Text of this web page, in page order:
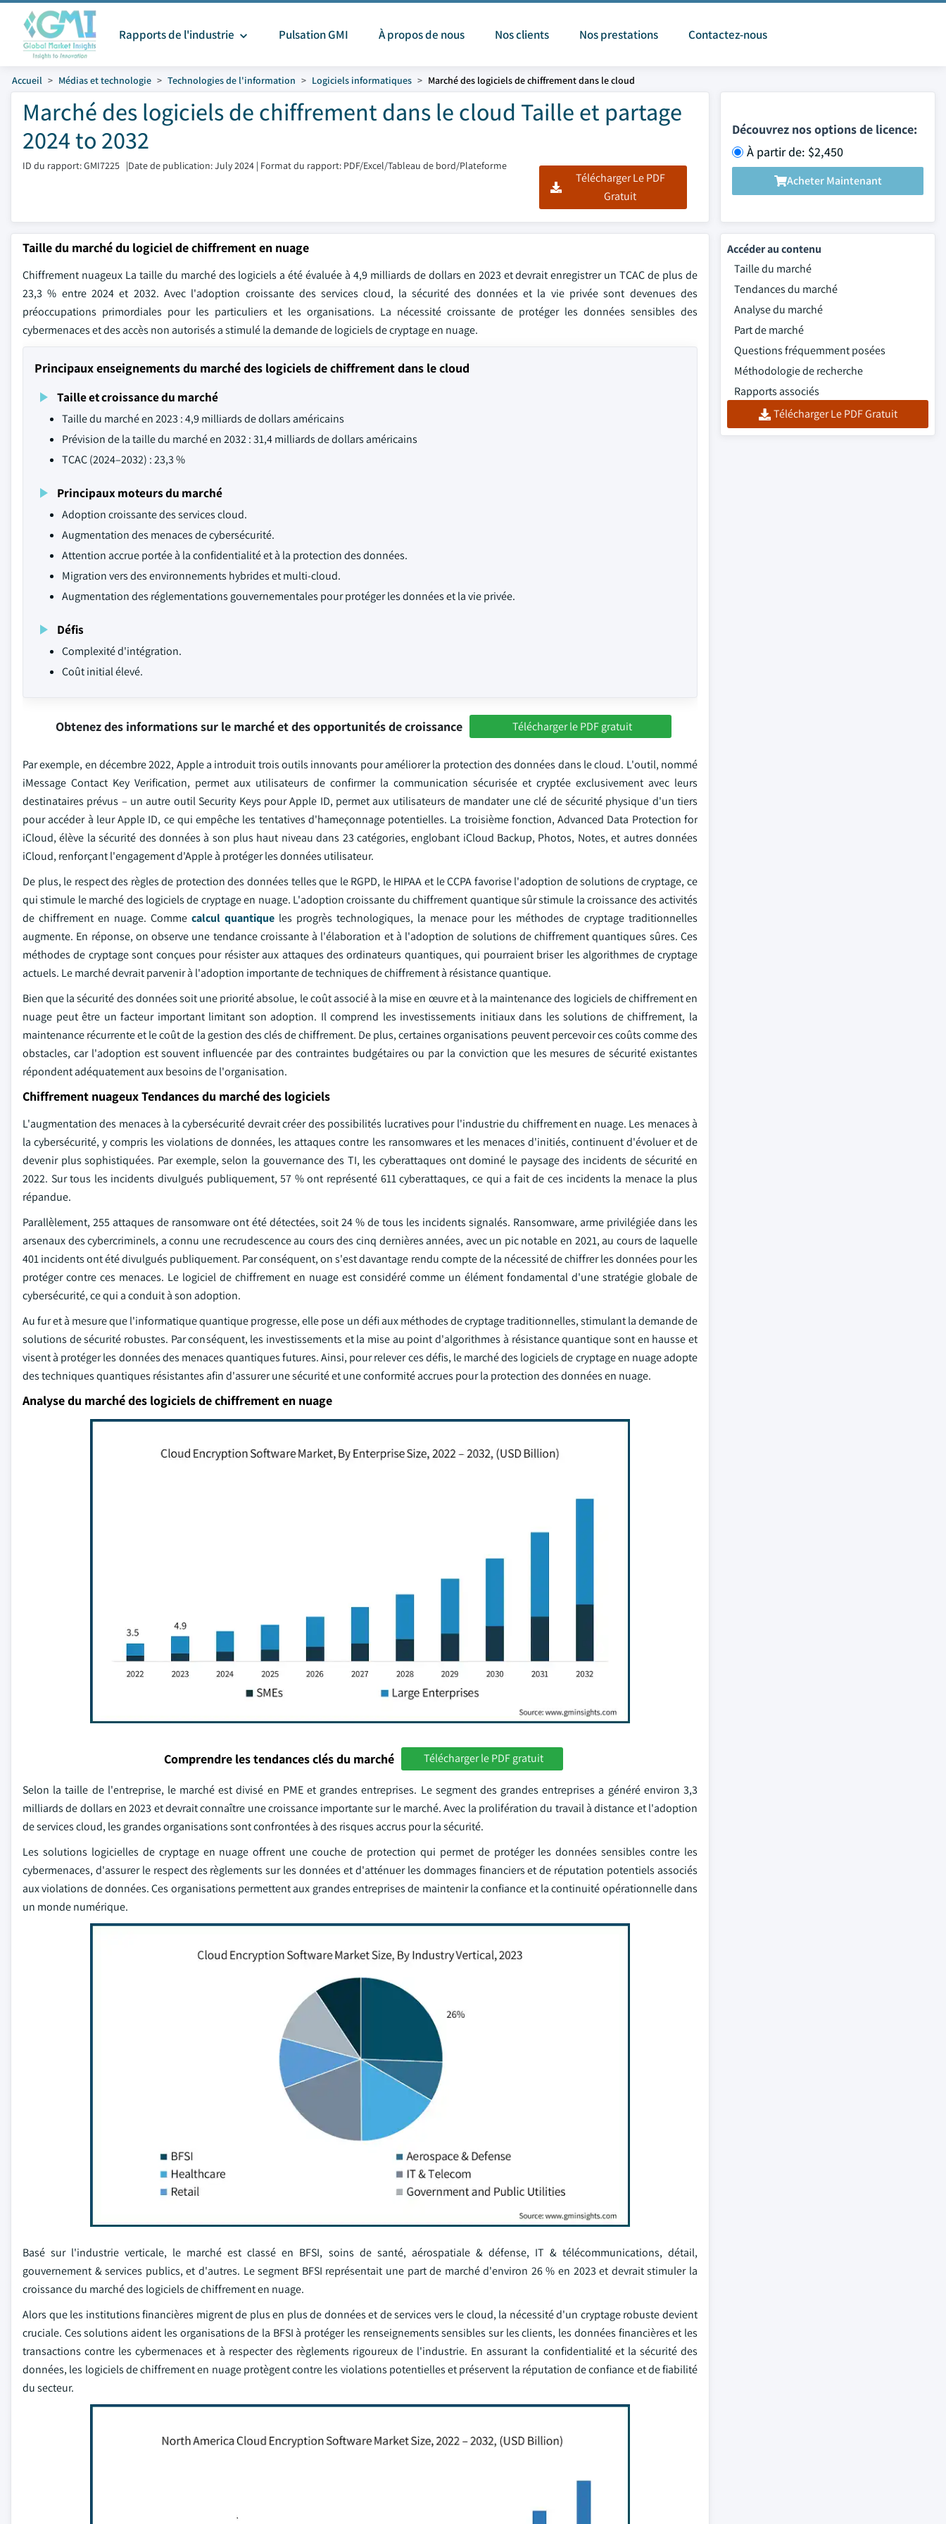
Rapports de l'industrie Pulsation GMI À propos de nous Nos clients Nos prestations Contactez-nous
Accueil Médias et technologie Technologies de l'information Logiciels informatiques Marché des logiciels de chiffrement dans le cloud
Marché des logiciels de chiffrement dans le cloud Taille et partage
2024 to 2032
ID du rapport: GMI7225 |Date de publication: July 2024 | Format du rapport: PDF/Excel/Tableau de bord/Plateforme
Télécharger Le PDF
Gratuit
Découvrez nos options de licence:
À partir de: $2,450
Acheter Maintenant
Taille du marché du logiciel de chiffrement en nuage
Chiffrement nuageux La taille du marché des logiciels a été évaluée à 4,9 milliards de dollars en 2023 et devrait enregistrer un TCAC de plus de
23,3 % entre 2024 et 2032. Avec l'adoption croissante des services cloud, la sécurité des données et la vie privée sont devenues des
préoccupations primordiales pour les particuliers et les organisations. La nécessité croissante de protéger les données sensibles des
cybermenaces et des accès non autorisés a stimulé la demande de logiciels de cryptage en nuage.
Principaux enseignements du marché des logiciels de chiffrement dans le cloud
Taille et croissance du marché
Taille du marché en 2023 : 4,9 milliards de dollars américains
Prévision de la taille du marché en 2032 : 31,4 milliards de dollars américains
TCAC (2024–2032) : 23,3 %
Principaux moteurs du marché
Adoption croissante des services cloud.
Augmentation des menaces de cybersécurité.
Attention accrue portée à la confidentialité et à la protection des données.
Migration vers des environnements hybrides et multi-cloud.
Augmentation des réglementations gouvernementales pour protéger les données et la vie privée.
Défis
Complexité d'intégration.
Coût initial élevé.
Obtenez des informations sur le marché et des opportunités de croissance Télécharger le PDF gratuit
Par exemple, en décembre 2022, Apple a introduit trois outils innovants pour améliorer la protection des données dans le cloud. L'outil, nommé
iMessage Contact Key Verification, permet aux utilisateurs de confirmer la communication sécurisée et cryptée exclusivement avec leurs
destinataires prévus – un autre outil Security Keys pour Apple ID, permet aux utilisateurs de mandater une clé de sécurité physique d'un tiers
pour accéder à leur Apple ID, ce qui empêche les tentatives d'hameçonnage potentielles. La troisième fonction, Advanced Data Protection for
iCloud, élève la sécurité des données à son plus haut niveau dans 23 catégories, englobant iCloud Backup, Photos, Notes, et autres données
iCloud, renforçant l'engagement d'Apple à protéger les données utilisateur.
De plus, le respect des règles de protection des données telles que le RGPD, le HIPAA et le CCPA favorise l'adoption de solutions de cryptage, ce
qui stimule le marché des logiciels de cryptage en nuage. L'adoption croissante du chiffrement quantique sûr stimule la croissance des activités
de chiffrement en nuage. Comme calcul quantique les progrès technologiques, la menace pour les méthodes de cryptage traditionnelles
augmente. En réponse, on observe une tendance croissante à l'élaboration et à l'adoption de solutions de chiffrement quantiques sûres. Ces
méthodes de cryptage sont conçues pour résister aux attaques des ordinateurs quantiques, qui pourraient briser les algorithmes de cryptage
actuels. Le marché devrait parvenir à l'adoption importante de techniques de chiffrement à résistance quantique.
Bien que la sécurité des données soit une priorité absolue, le coût associé à la mise en œuvre et à la maintenance des logiciels de chiffrement en
nuage peut être un facteur important limitant son adoption. Il comprend les investissements initiaux dans les solutions de chiffrement, la
maintenance récurrente et le coût de la gestion des clés de chiffrement. De plus, certaines organisations peuvent percevoir ces coûts comme des
obstacles, car l'adoption est souvent influencée par des contraintes budgétaires ou par la conviction que les mesures de sécurité existantes
répondent adéquatement aux besoins de l'organisation.
Chiffrement nuageux Tendances du marché des logiciels
L'augmentation des menaces à la cybersécurité devrait créer des possibilités lucratives pour l'industrie du chiffrement en nuage. Les menaces à
la cybersécurité, y compris les violations de données, les attaques contre les ransomwares et les menaces d'initiés, continuent d'évoluer et de
devenir plus sophistiquées. Par exemple, selon la gouvernance des TI, les cyberattaques ont dominé le paysage des incidents de sécurité en
2022. Sur tous les incidents divulgués publiquement, 57 % ont représenté 611 cyberattaques, ce qui a fait de ces incidents la menace la plus
répandue.
Parallèlement, 255 attaques de ransomware ont été détectées, soit 24 % de tous les incidents signalés. Ransomware, arme privilégiée dans les
arsenaux des cybercriminels, a connu une recrudescence au cours des cinq dernières années, avec un pic notable en 2021, au cours de laquelle
401 incidents ont été divulgués publiquement. Par conséquent, on s'est davantage rendu compte de la nécessité de chiffrer les données pour les
protéger contre ces menaces. Le logiciel de chiffrement en nuage est considéré comme un élément fondamental d'une stratégie globale de
cybersécurité, ce qui a conduit à son adoption.
Au fur et à mesure que l'informatique quantique progresse, elle pose un défi aux méthodes de cryptage traditionnelles, stimulant la demande de
solutions de sécurité robustes. Par conséquent, les investissements et la mise au point d'algorithmes à résistance quantique sont en hausse et
visent à protéger les données des menaces quantiques futures. Ainsi, pour relever ces défis, le marché des logiciels de cryptage en nuage adopte
des techniques quantiques résistantes afin d'assurer une sécurité et une conformité accrues pour la protection des données en nuage.
Analyse du marché des logiciels de chiffrement en nuage
Comprendre les tendances clés du marché Télécharger le PDF gratuit
Selon la taille de l'entreprise, le marché est divisé en PME et grandes entreprises. Le segment des grandes entreprises a généré environ 3,3
milliards de dollars en 2023 et devrait connaître une croissance importante sur le marché. Avec la prolifération du travail à distance et l'adoption
de services cloud, les grandes organisations sont confrontées à des risques accrus pour la sécurité.
Les solutions logicielles de cryptage en nuage offrent une couche de protection qui permet de protéger les données sensibles contre les
cybermenaces, d'assurer le respect des règlements sur les données et d'atténuer les dommages financiers et de réputation potentiels associés
aux violations de données. Ces organisations permettent aux grandes entreprises de maintenir la confiance et la continuité opérationnelle dans
un monde numérique.
Basé sur l'industrie verticale, le marché est classé en BFSI, soins de santé, aérospatiale & défense, IT & télécommunications, détail,
gouvernement & services publics, et d'autres. Le segment BFSI représentait une part de marché d'environ 26 % en 2023 et devrait stimuler la
croissance du marché des logiciels de chiffrement en nuage.
Alors que les institutions financières migrent de plus en plus de données et de services vers le cloud, la nécessité d'un cryptage robuste devient
cruciale. Ces solutions aident les organisations de la BFSI à protéger les renseignements sensibles sur les clients, les données financières et les
transactions contre les cybermenaces et à respecter des règlements rigoureux de l'industrie. En assurant la confidentialité et la sécurité des
données, les logiciels de chiffrement en nuage protègent contre les violations potentielles et préservent la réputation de confiance et de fiabilité
du secteur.
Accéder au contenu
Taille du marché
Tendances du marché
Analyse du marché
Part de marché
Questions fréquemment posées
Méthodologie de recherche
Rapports associés
Télécharger Le PDF Gratuit